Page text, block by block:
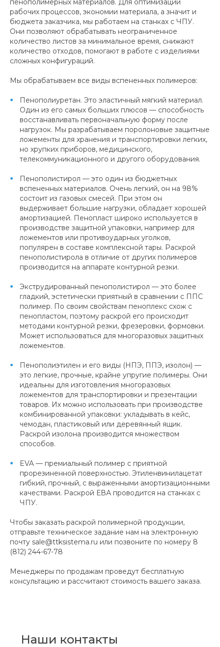
рабочих процессов, экономии материала, а значит и
бюджета заказчика, мы работаем на станках с ЧПУ.
Они позволяют обрабатывать неограниченное
количество листов за минимальное время, снижают
количество отходов, помогают в работе с изделиями
сложных конфигураций.
Мы обрабатываем все виды вспененных полимеров:
Пенополиуретан. Это эластичный мягкий материал.
Один из его самых больших плюсов — способность
восстанавливать первоначальную форму после
нагрузок. Мы разрабатываем поролоновые защитные
ложементы для хранения и транспортировки легких,
но хрупких приборов, медицинского,
телекоммуникационного и другого оборудования.
Пенополистирол — это один из бюджетных
вспененных материалов. Очень легкий, он на 98%
состоит из газовых смесей. При этом он
выдерживает большие нагрузки, обладает хорошей
амортизацией. Пенопласт широко используется в
производстве защитной упаковки, например для
ложементов или противоударных уголков,
популярен в составе комплексной тары. Раскрой
пенополистирола в отличие от других полимеров
производится на аппарате контурной резки.
Экструдированный пенополистирол — это более
гладкий, эстетически приятный в сравнении с ППС
полимер. По своим свойствам пеноплекс схож с
пенопластом, поэтому раскрой его происходит
методами контурной резки, фрезеровки, формовки.
Может использоваться для многоразовых защитных
ложементов.
Пенополиэтилен и его виды (НПЭ, ППЭ, изолон) —
это легкие, прочные, крайне упругие полимеры. Они
идеальны для изготовления многоразовых
ложементов для транспортировки и презентации
товаров. Их можно использовать при производстве
комбинированной упаковки: укладывать в кейс,
чемодан, пластиковый или деревянный ящик.
Раскрой изолона производится множеством
способов.
EVA — премиальный полимер с приятной
прорезиненной поверхностью. Этиленвинилацетат
гибкий, прочный, с выраженными амортизационными
качествами. Раскрой ЕВА проводится на станках с
ЧПУ.
Чтобы заказать раскрой полимерной продукции,
отправьте техническое задание нам на электронную
почту sale@ttksistema.ru или позвоните по номеру 8
(812) 244-67-78
Менеджеры по продажам проведут бесплатную
консультацию и рассчитают стоимость вашего заказа.
Наши контакты